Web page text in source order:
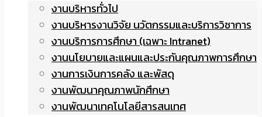
งานบริหารทั่วไป
งานบริหารงานวิจัย นวัตกรรมและบริการวิชาการ
งานบริการการศึกษา (เฉพาะ Intranet)
งานนโยบายและแผนและประกันคุณภาพการศึกษา
งานการเงินการคลัง และพัสดุ
งานพัฒนาคุณภาพนักศึกษา
งานพัฒนาเทคโนโลยีสารสนเทศ